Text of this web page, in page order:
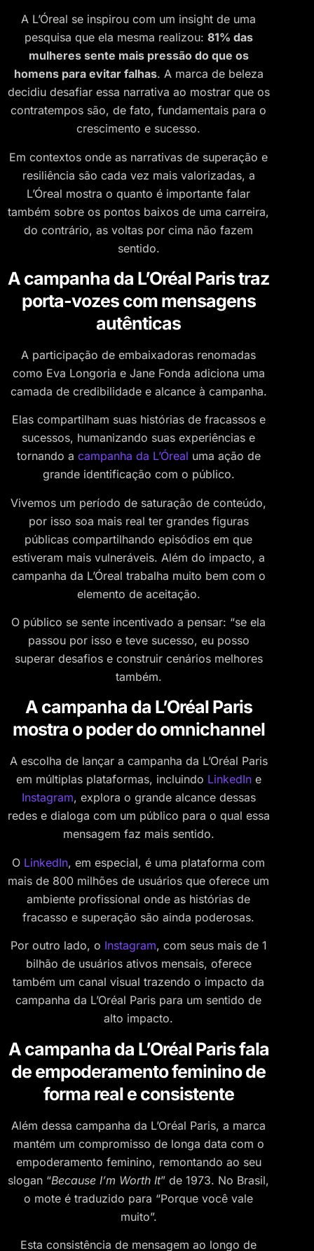
A L’Óreal se inspirou com um insight de uma
pesquisa que ela mesma realizou: 81% das
mulheres sente mais pressão do que os
homens para evitar falhas. A marca de beleza
decidiu desafiar essa narrativa ao mostrar que os
contratempos são, de fato, fundamentais para o
crescimento e sucesso.
Em contextos onde as narrativas de superação e
resiliência são cada vez mais valorizadas, a
L’Óreal mostra o quanto é importante falar
também sobre os pontos baixos de uma carreira,
do contrário, as voltas por cima não fazem
sentido.
A campanha da L’Oréal Paris traz
porta-vozes com mensagens
autênticas
A participação de embaixadoras renomadas
como Eva Longoria e Jane Fonda adiciona uma
camada de credibilidade e alcance à campanha.
Elas compartilham suas histórias de fracassos e
sucessos, humanizando suas experiências e
tornando a campanha da L’Óreal uma ação de
grande identificação com o público.
Vivemos um período de saturação de conteúdo,
por isso soa mais real ter grandes figuras
públicas compartilhando episódios em que
estiveram mais vulneráveis. Além do impacto, a
campanha da L’Óreal trabalha muito bem com o
elemento de aceitação.
O público se sente incentivado a pensar: “se ela
passou por isso e teve sucesso, eu posso
superar desafios e construir cenários melhores
também.
A campanha da L’Oréal Paris
mostra o poder do omnichannel
A escolha de lançar a campanha da L’Oréal Paris
em múltiplas plataformas, incluindo LinkedIne
Instagram, explora o grande alcance dessas
redes e dialoga com um público para o qual essa
mensagem faz mais sentido.
O LinkedIn, em especial, é uma plataforma com
mais de 800 milhões de usuários que oferece um
ambiente profissional onde as histórias de
fracasso e superação são ainda poderosas.
Por outro lado, o Instagram, com seus mais de 1
bilhão de usuários ativos mensais, oferece
também um canal visual trazendo o impacto da
campanha da L’Oréal Paris para um sentido de
alto impacto.
A campanha da L’Oréal Paris fala
de empoderamento feminino de
forma real e consistente
Além dessa campanha da L’Oréal Paris, a marca
mantém um compromisso de longa data com o
empoderamento feminino, remontando ao seu
slogan “Because I’m Worth It” de 1973. No Brasil,
o mote é traduzido para “Porque você vale
muito”.
Esta consistência de mensagem ao longo de